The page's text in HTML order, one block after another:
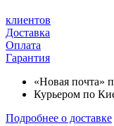
клиентов
Доставка
Оплата
Гарантия
«Новая почта»
Курьером по
Подробнее о доставке